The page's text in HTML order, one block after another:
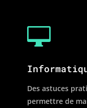

Des astuces
permettre de